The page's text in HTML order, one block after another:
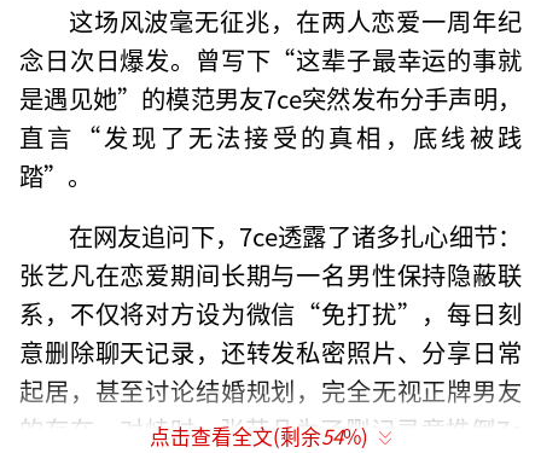
这场风波毫无征兆，在两人恋爱一周年纪
念日次日爆发。曾写下“这辈子最幸运的事就
是遇见她”的模范男友7ce突然发布分手声明，
直言“发现了无法接受的真相，底线被践
踏”。
在网友追问下，7ce透露了诸多扎心细节：
张艺凡在恋爱期间长期与一名男性保持隐蔽联
系，不仅将对方设为微信“免打扰”，每日刻
意删除聊天记录，还转发私密照片、分享日常
起居，甚至讨论结婚规划，完全无视正牌男友
的存在。对峙时，张艺凡为了删记录竟推倒7c
点击查看全文(剩余54%)